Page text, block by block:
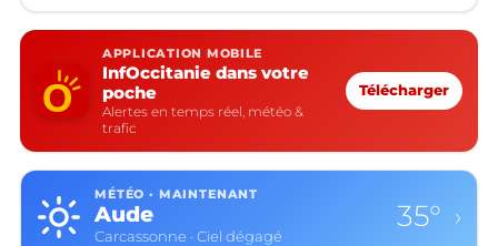
APPLICATION MOBILE
InfOccitanie dans votre
poche
Alertes en temps réel, météo &
trafic
Télécharger
MÉTÉO · MAINTENANT
Aude
Carcassonne · Ciel dégagé
35° ›